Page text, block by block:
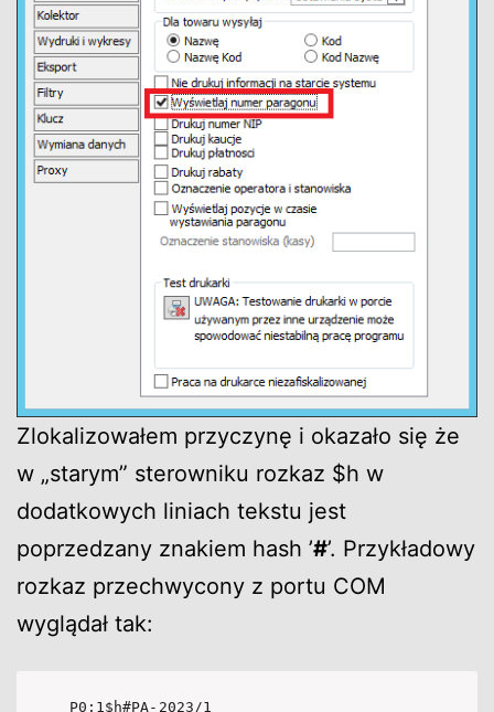
Zlokalizowałem przyczynę i okazało się że
w „starym” sterowniku rozkaz $h w
dodatkowych liniach tekstu jest
poprzedzany znakiem hash ’#’. Przykładowy
rozkaz przechwycony z portu COM
wyglądał tak:
P0;1$h#PA-2023/1